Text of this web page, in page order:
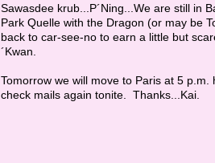
Sawasdee krub...P´Ning...We are still in
Park Quelle with the Dragon (or may be
back to car-see-no to earn a little but
´Kwan.
Tomorrow we will move to Paris at 5
check mails again tonite. Thanks...Kai.